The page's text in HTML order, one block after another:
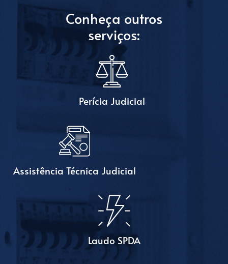
Conheça outros
serviços:
Perícia Judicial
Assistência Técnica Judicial
Laudo SPDA